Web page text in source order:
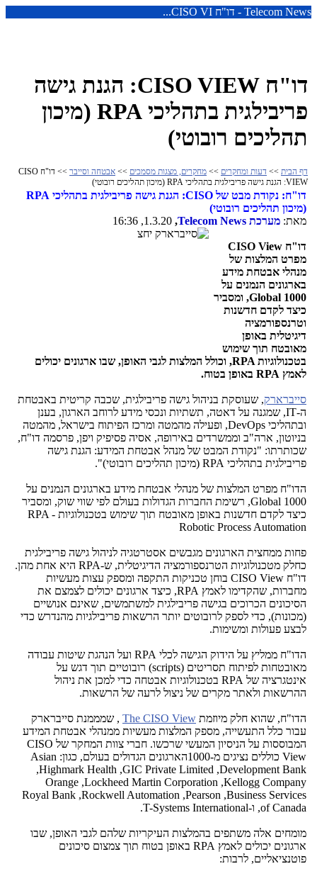
Telecom News - דו"ח CISO VI...
דו"ח CISO VIEW: הגנת גישה
פריבילגית בתהליכי RPA (מיכון
תהליכים רובוטי)
דף הבית >> דעות ומחקרים >> מחקרים, מצגות מסמכים >> אבטחה וסייבר
>> דו"ח CISO
VIEW: הגנת גישה פריבילגית בתהליכי RPA (מיכון תהליכים רובוטי)
דו"ח: נקודת מבט של CISO: הגנת גישה פריבילגית בתהליכי RPA
(מיכון תהליכים רובוטי)
מאת: מערכת Telecom News
,
דו"ח CISO View
מפרט המלצות של
מנהלי אבטחת מידע
בארגונים הנמנים על
Global 1000, ומסביר
כיצד לקדם חדשנות
וטרנספורמציה
דיגיטלית באופן
מאובטח תוך שימוש
בטכנולוגיות RPA, וכולל המלצות לגבי האופן, שבו ארגונים יכולים
לאמץ RPA באופן בטוח.
סייברארק, שעוסקת בניהול גישה פריבילגית, שכבה קריטית באבטחת
ה-IT, שמגנה על דאטה, תשתיות ונכסי מידע לרוחב הארגון, בענן
ובתהליכי DevOps, ופעילה מהמטה ומרכז הפיתוח בישראל, מהמטה
בניוטון, ארה"ב וממשרדים באירופה, אסיה פסיפיק ויפן, פרסמה דו"ח,
שכותרתו: "נקודת המבט של מנהל אבטחת המידע: הגנת גישה
פריבילגית בתהליכי RPA (מיכון תהליכים רובוטי)".
הדו"ח מפרט המלצות של מנהלי אבטחת מידע בארגונים הנמנים על
Global 1000, רשימת החברות הגדולות בעולם לפי שווי שוק, ומסביר
כיצד לקדם חדשנות באופן מאובטח תוך שימוש בטכנולוגיות RPA -
Robotic Process Automation
פחות ממחצית הארגונים מגבשים אסטרטגיה לניהול גישה פריבילגית
כחלק מטכנולוגיות הטרנספורמציה הדיגיטלית, ש-RPA היא אחת מהן.
דו"ח CISO View בוחן טכניקות התקפה ומספק עצות מעשיות
מחברות, שהקדימו לאמץ RPA, כיצד ארגונים יכולים לצמצם את
הסיכונים הכרוכים בגישה פריבילגית למשתמשים, שאינם אנושיים
(מכונות), כדי לספק לרובוטים יותר הרשאות פריבילגיות מהנדרש כדי
לבצע פעולות ומשימות.
הדו"ח ממליץ על הידוק הגישה לכלי RPA ועל הנהגת שיטות עבודה
מאובטחות לפיתוח תסריטים (scripts) רובוטיים תוך דגש על
אינטגרציה של RPA בטכנולוגיות אבטחה כדי למכן את ניהול
ההרשאות ולאתר מקרים של ניצול לרעה של הרשאות.
הדו"ח, שהוא חלק מיוזמת The CISO View , שמממנת סייברארק
עבור כלל התעשייה, מספק המלצות מעשיות ממנהלי אבטחת המידע
המבוססות על הניסיון המעשי שרכשו. חברי צוות המחקר של CISO
View כוללים נציגים מ-1000הארגונים הגדולים בעולם, כגון:
Asian
Development Bank
,
GIC Private Limited
,
Highmark Health
,
Kellogg Company
,
Lockheed Martin Corporation
,
Orange
Business Services
,
Pearson
,
Rockwell Automation
,
Royal Bank
of Canada, ו-T-Systems International
.
מומחים אלה משתפים בהמלצות העיקריות שלהם לגבי האופן, שבו
ארגונים יכולים לאמץ RPA באופן בטוח תוך צמצום סיכונים
פוטנציאליים, לרבות: